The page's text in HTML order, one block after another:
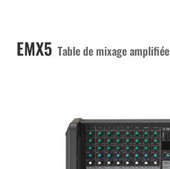
EMX5 Table de mixage amplifiée